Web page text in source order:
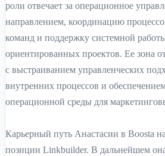
роли отвечает за операционное
направлением, координацию
команд и поддержку системной
ориентированных проектов. Ее зона
с выстраиванием управленческих
внутренних процессов и
операционной среды для
Карьерный путь Анастасии в Boosta
позиции Linkbuilder. В дальнейшем